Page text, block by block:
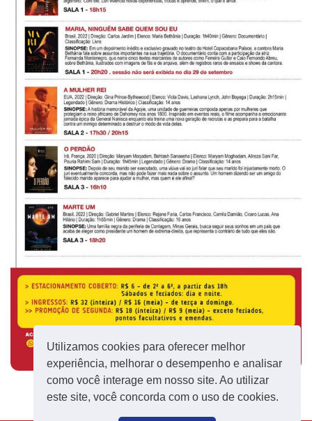
Utilizamos cookies para oferecer melhor
experiência, melhorar o desempenho e analisar
como você interage em nosso site. Ao utilizar
este site, você concorda com o uso de cookies.